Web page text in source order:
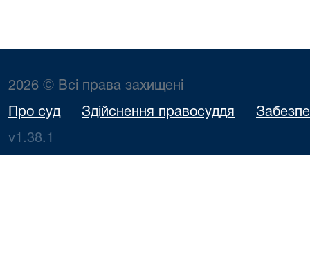
2026 © Всі права захищені
Про суд Здійснення правосуддя
v1.38.1